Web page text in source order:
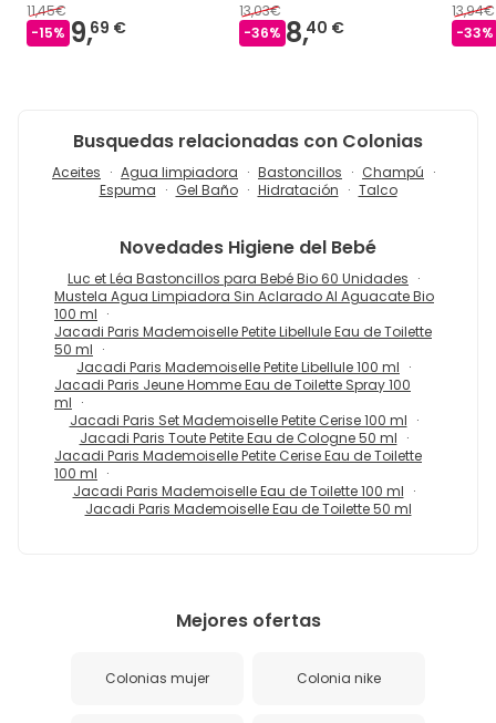
11,45€
-15% 9,69 €
13,03€
-36% 8,40 €
13,94€
-33%
Busquedas relacionadas con Colonias
Aceites Agua limpiadora Bastoncillos
Champú
Espuma
Gel Baño Hidratación Talco
Novedades Higiene del Bebé
Luc et Léa Bastoncillos para Bebé Bio 60 Unidades
Mustela Agua Limpiadora Sin Aclarado Al Aguacate Bio
100 ml
Jacadi Paris Mademoiselle Petite Libellule Eau de Toilette
50 ml
Jacadi Paris Mademoiselle Petite Libellule 100 ml
Jacadi Paris Jeune Homme Eau de Toilette Spray 100
ml
Jacadi Paris Set Mademoiselle Petite Cerise 100 ml
Jacadi Paris Toute Petite Eau de Cologne 50 ml
Jacadi Paris Mademoiselle Petite Cerise Eau de Toilette
100 ml
Jacadi Paris Mademoiselle Eau de Toilette 100 ml
Jacadi Paris Mademoiselle Eau de Toilette 50 ml
Mejores ofertas
Colonias mujer Colonia nike